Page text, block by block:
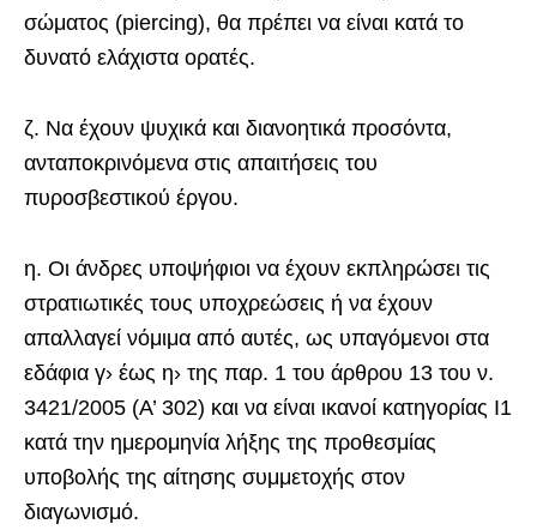
σώματος (piercing), θα πρέπει να είναι κατά το
δυνατό ελάχιστα ορατές.
ζ. Να έχουν ψυχικά και διανοητικά προσόντα,
ανταποκρινόμενα στις απαιτήσεις του
πυροσβεστικού έργου.
η. Οι άνδρες υποψήφιοι να έχουν εκπληρώσει τις
στρατιωτικές τους υποχρεώσεις ή να έχουν
απαλλαγεί νόμιμα από αυτές, ως υπαγόμενοι στα
εδάφια γ› έως η› της παρ. 1 του άρθρου 13 του ν.
3421/2005 (Α’ 302) και να είναι ικανοί κατηγορίας Ι1
κατά την ημερομηνία λήξης της προθεσμίας
υποβολής της αίτησης συμμετοχής στον
διαγωνισμό.